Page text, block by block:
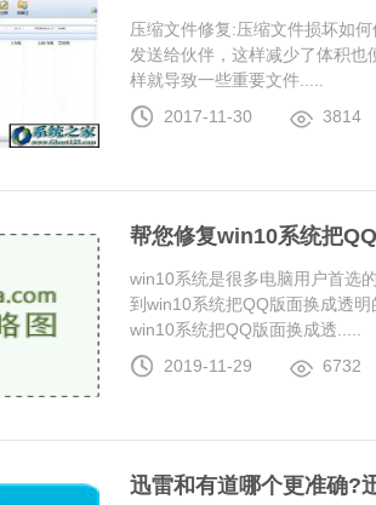
压缩文件修复:压缩文件损坏如
发送给伙伴，这样减少了体积
样就导致一些重要文件.....
2017-11-30
3814
帮您修复win10系统把
win10系统是很多电脑用户首选
到win10系统把QQ版面换成透
win10系统把QQ版面换成透.....
2019-11-29
6732
迅雷和有道哪个更准确?